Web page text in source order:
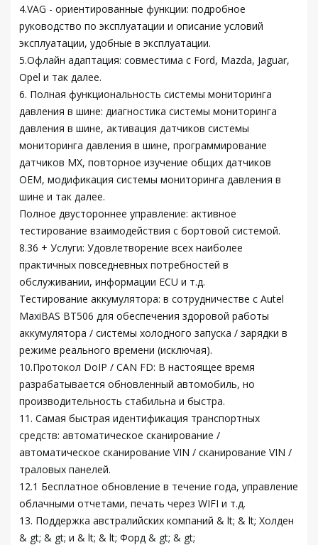
4.VAG - ориентированные функции: подробное
руководство по эксплуатации и описание условий
эксплуатации, удобные в эксплуатации.
5.Офлайн адаптация: совместима с Ford, Mazda, Jaguar,
Opel и так далее.
6. Полная функциональность системы мониторинга
давления в шине: диагностика системы мониторинга
давления в шине, активация датчиков системы
мониторинга давления в шине, программирование
датчиков MX, повторное изучение общих датчиков
OEM, модификация системы мониторинга давления в
шине и так далее.
Полное двустороннее управление: активное
тестирование взаимодействия с бортовой системой.
8.36 + Услуги: Удовлетворение всех наиболее
практичных повседневных потребностей в
обслуживании, информации ECU и т.д.
Тестирование аккумулятора: в сотрудничестве с Autel
MaxiBAS BT506 для обеспечения здоровой работы
аккумулятора / системы холодного запуска / зарядки в
режиме реального времени (исключая).
10.Протокол DoIP / CAN FD: В настоящее время
разрабатывается обновленный автомобиль, но
производительность стабильна и быстра.
11. Самая быстрая идентификация транспортных
средств: автоматическое сканирование /
автоматическое сканирование VIN / сканирование VIN /
траловых панелей.
12.1 Бесплатное обновление в течение года, управление
облачными отчетами, печать через WIFI и т.д.
13. Поддержка австралийских компаний & lt; & lt; Холден
& gt; & gt; и & lt; & lt; Форд & gt; & gt;